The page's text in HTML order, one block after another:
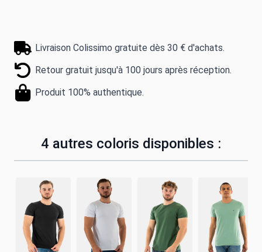
Livraison Colissimo gratuite dès 30 € d'achats.
Retour gratuit jusqu'à 100 jours après réception.
Produit 100% authentique.
4 autres coloris disponibles :